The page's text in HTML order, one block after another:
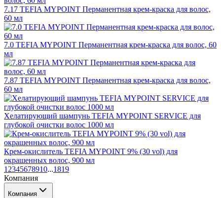
7.17 TEFIA MYPOINT Перманентная крем-краска для волос,
60 мл
7.0 TEFIA MYPOINT Перманентная крем-краска для волос, 60
мл
7.87 TEFIA MYPOINT Перманентная крем-краска для волос,
60 мл
Хелатирующий шампунь TEFIA MYPOINT SERVICE для
глубокой очистки волос 1000 мл
Крем-окислитель TEFIA MYPOINT 9% (30 vol) для
окрашенных волос, 900 мл
1 2345678910...1819
Компания
Компания